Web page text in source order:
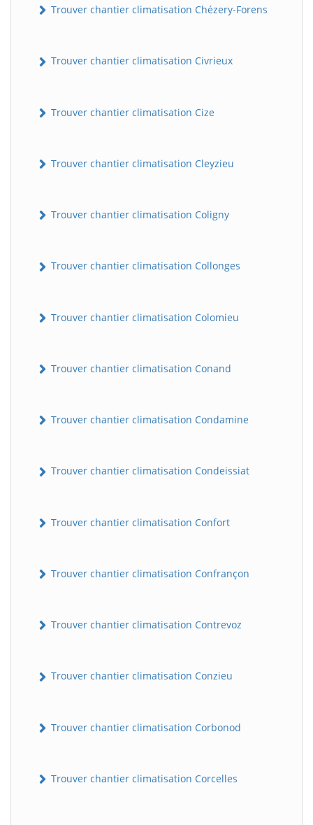
Trouver chantier climatisation Chézery-Forens
Trouver chantier climatisation Civrieux
Trouver chantier climatisation Cize
Trouver chantier climatisation Cleyzieu
Trouver chantier climatisation Coligny
Trouver chantier climatisation Collonges
Trouver chantier climatisation Colomieu
Trouver chantier climatisation Conand
Trouver chantier climatisation Condamine
Trouver chantier climatisation Condeissiat
Trouver chantier climatisation Confort
Trouver chantier climatisation Confrançon
Trouver chantier climatisation Contrevoz
Trouver chantier climatisation Conzieu
Trouver chantier climatisation Corbonod
Trouver chantier climatisation Corcelles
B BatiWebPro